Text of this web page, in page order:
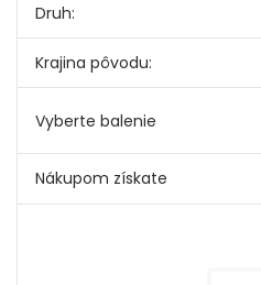
Druh:
Krajina pôvodu:
Vyberte balenie
Nákupom získate